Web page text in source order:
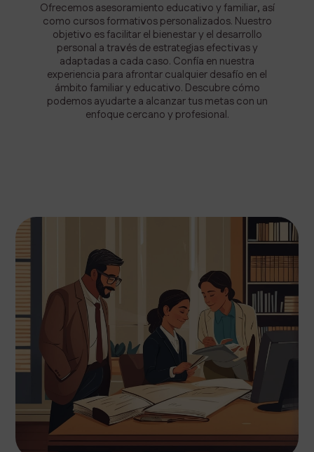
Ofrecemos asesoramiento educativo y familiar, así
como cursos formativos personalizados. Nuestro
objetivo es facilitar el bienestar y el desarrollo
personal a través de estrategias efectivas y
adaptadas a cada caso. Confía en nuestra
experiencia para afrontar cualquier desafío en el
ámbito familiar y educativo. Descubre cómo
podemos ayudarte a alcanzar tus metas con un
enfoque cercano y profesional.